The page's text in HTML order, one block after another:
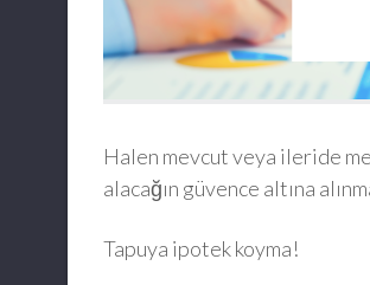
Halen mevcut veya ileride
alacağın güvence altına
Tapuya ipotek koyma!